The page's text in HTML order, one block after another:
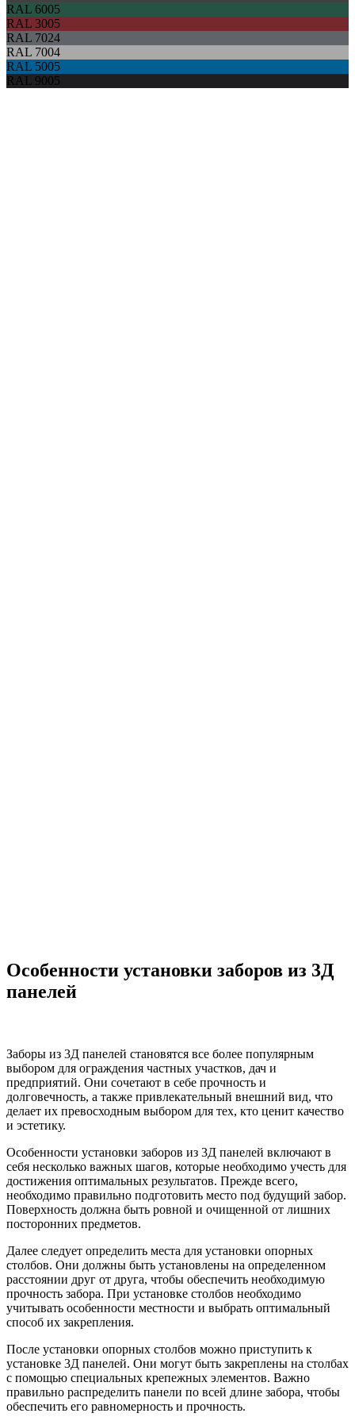
RAL 6005
RAL 3005
RAL 7024
RAL 7004
RAL 5005
RAL 9005
Особенности установки заборов из 3Д
панелей
Заборы из 3Д панелей становятся все более популярным
выбором для ограждения частных участков, дач и
предприятий. Они сочетают в себе прочность и
долговечность, а также привлекательный внешний вид, что
делает их превосходным выбором для тех, кто ценит качество
и эстетику.
Особенности установки заборов из 3Д панелей включают в
себя несколько важных шагов, которые необходимо учесть для
достижения оптимальных результатов. Прежде всего,
необходимо правильно подготовить место под будущий забор.
Поверхность должна быть ровной и очищенной от лишних
посторонних предметов.
Далее следует определить места для установки опорных
столбов. Они должны быть установлены на определенном
расстоянии друг от друга, чтобы обеспечить необходимую
прочность забора. При установке столбов необходимо
учитывать особенности местности и выбрать оптимальный
способ их закрепления.
После установки опорных столбов можно приступить к
установке 3Д панелей. Они могут быть закреплены на столбах
с помощью специальных крепежных элементов. Важно
правильно распределить панели по всей длине забора, чтобы
обеспечить его равномерность и прочность.